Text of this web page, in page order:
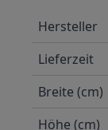
Hersteller
Lieferzeit
Breite (cm)
Höhe (cm)